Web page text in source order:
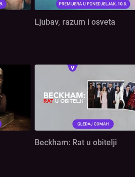
Ljubav, razum i osveta
Beckham: Rat u obitelji